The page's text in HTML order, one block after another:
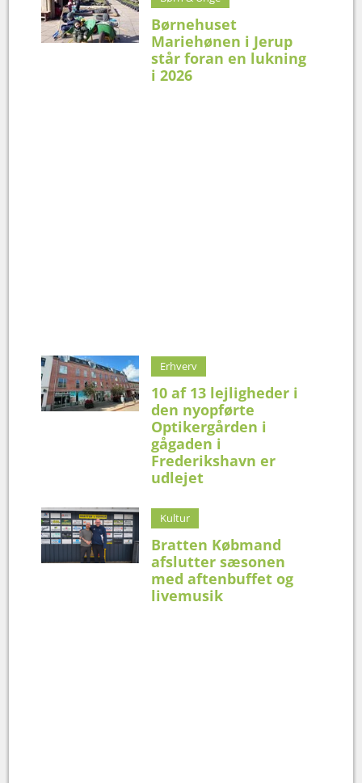
Børnehuset
Mariehønen i Jerup
står foran en lukning
i 2026
Erhverv
10 af 13 lejligheder i
den nyopførte
Optikergården i
gågaden i
Frederikshavn er
udlejet
Kultur
Bratten Købmand
afslutter sæsonen
med aftenbuffet og
livemusik